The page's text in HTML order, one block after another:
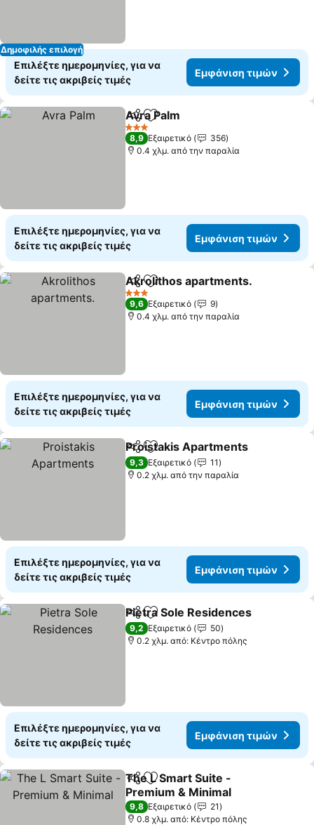
Δημοφιλής επιλογή
Επιλέξτε ημερομηνίες, για να
δείτε τις ακριβείς τιμές
Εμφάνιση τιμών
Κοινοποίηση
Προσθήκη στα αγαπημένα
Avra Palm
3 Αστέρια
8,9 Εξαιρετικό
356
0.4 χλμ. από την παραλία
Επιλέξτε ημερομηνίες, για να
δείτε τις ακριβείς τιμές
Εμφάνιση τιμών
Κοινοποίηση
Προσθήκη στα αγαπημένα
Akrolithos apartments.
3 Αστέρια
9,6 Εξαιρετικό
9
0.4 χλμ. από την παραλία
Επιλέξτε ημερομηνίες, για να
δείτε τις ακριβείς τιμές
Εμφάνιση τιμών
Κοινοποίηση
Προσθήκη στα αγαπημένα
Proistakis Apartments
9,3 Εξαιρετικό
11
0.2 χλμ. από την παραλία
Επιλέξτε ημερομηνίες, για να
δείτε τις ακριβείς τιμές
Εμφάνιση τιμών
Κοινοποίηση
Προσθήκη στα αγαπημένα
Pietra Sole Residences
9,2 Εξαιρετικό
50
0.2 χλμ. από: Κέντρο πόλης
Επιλέξτε ημερομηνίες, για να
δείτε τις ακριβείς τιμές
Εμφάνιση τιμών
Κοινοποίηση
Προσθήκη στα αγαπημένα
The L Smart Suite -
Premium & Minimal
Εμφάνιση τιμών
9,8 Εξαιρετικό
21
0.8 χλμ. από: Κέντρο πόλης